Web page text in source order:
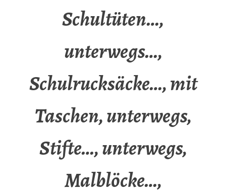
Schultüten…,
unterwegs…,
Schulrucksäcke…, mit
Taschen, unterwegs,
Stifte…, unterwegs,
Malblöcke…,